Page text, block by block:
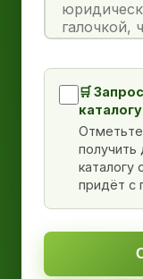
🛒
каталогу
Отметьте
получить
каталогу
придёт с